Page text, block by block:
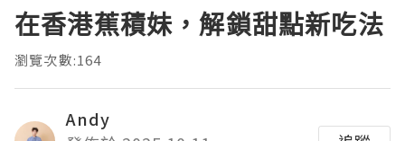
在香港蕉積妹，解鎖甜點新吃法
瀏覽次數:164
Andy